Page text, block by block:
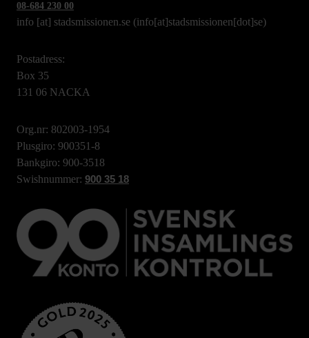
08-684 230 00
info [at] stadsmissionen.se (info[at]stadsmissionen[dot]se)
Postadress:
Box 35
131 06 NACKA
Org.nr: 802003-1954
Plusgiro: 900351-8
Bankgiro: 900-3518
Swishnummer: 900 35 18